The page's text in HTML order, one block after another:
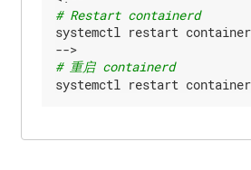
# Restart containerd
systemctl restart
-->
# 重启 containerd